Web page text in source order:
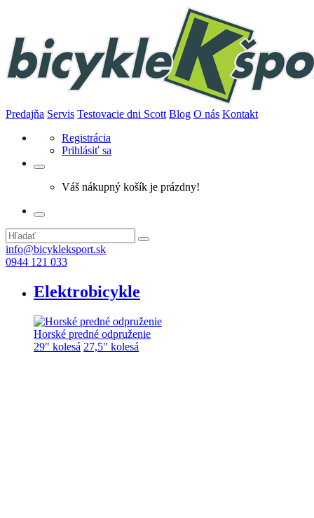
Predajňa Servis Testovacie dni Scott Blog O nás Kontakt
Registrácia
Prihlásiť sa
Váš nákupný košík je prázdny!
info@bicykleksport.sk
0944 121 033
Elektrobicykle
Horské predné odpruženie
29" kolesá 27,5" kolesá